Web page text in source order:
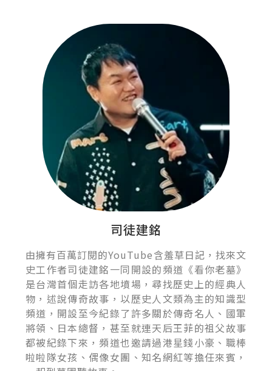
司徒建銘
由擁有百萬訂閱的YouTube含羞草日記，找來文
史工作者司徒建銘一同開設的頻道《看你老墓》
是台灣首個走訪各地墳場，尋找歷史上的經典人
物，述說傳奇故事，以歷史人文類為主的知識型
頻道，開設至今紀錄了許多關於傳奇名人、國軍
將領、日本總督，甚至就連天后王菲的祖父故事
都被紀錄下來，頻道也邀請過港星錢小豪、職棒
啦啦隊女孩、偶像女團、知名網紅等擔任來賓，